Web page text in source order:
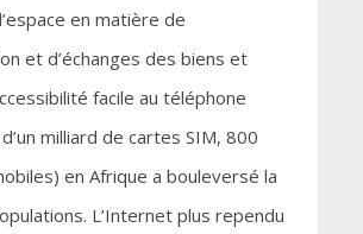
en matière de
et d’échanges des biens et
facile au téléphone
milliard de cartes SIM, 800
en Afrique a bouleversé la
L’Internet plus rependu